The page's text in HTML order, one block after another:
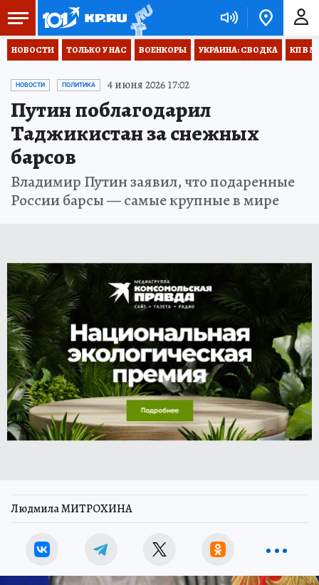
НОВОСТИ ТОЛЬКО У НАС ВОЕНКОРЫ УКРАИНА: СВОДКА КП В
НОВОСТИ ПОЛИТИКА 4 июня 2026 17:02
Путин поблагодарил
Таджикистан за снежных
барсов
Владимир Путин заявил, что подаренные
России барсы — самые крупные в мире
Людмила МИТРОХИНА